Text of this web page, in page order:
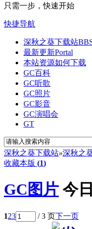
只需一步，快速开始
快捷导航
深秋之葵下载站
最新更新Portal
本站资源如何下载
GC百科
GC听歌
GC照片
GC影音
GC演唱会
GT
深秋之葵下载站»深秋之
收藏本版 (1)
GC图片 今
123 / 3 页下一页